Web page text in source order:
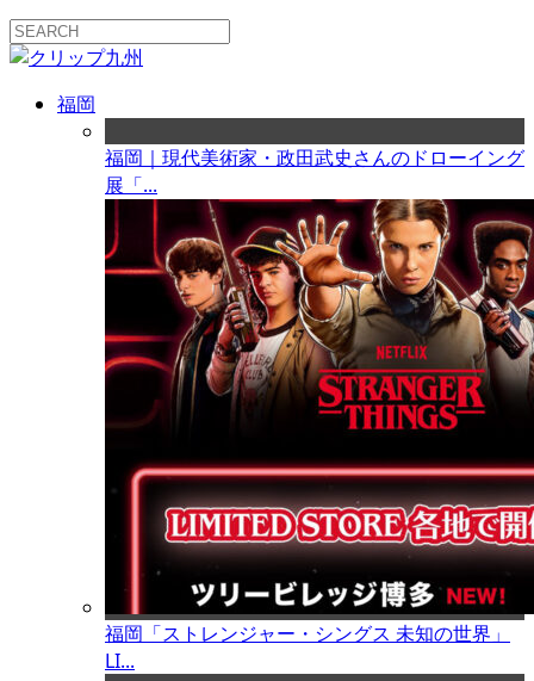
福岡
福岡｜現代美術家・政田武史さんのドローイング
展「...
福岡「ストレンジャー・シングス 未知の世界」
LI...